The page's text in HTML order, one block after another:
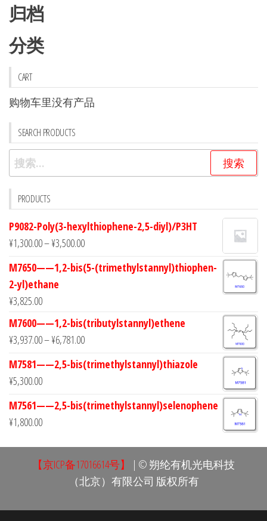
归档
分类
CART
购物车里没有产品
SEARCH PRODUCTS
搜
索：
PRODUCTS
P9082-Poly(3-hexylthiophene-2,5-diyl)/P3HT
¥1,300.00–¥3,500.00
M7650——1,2-bis(5-(trimethylstannyl)thiophen-
2-yl)ethane
¥3,825.00
M7600——1,2-bis(tributylstannyl)ethene
¥3,937.00–¥6,781.00
M7581——2,5-bis(trimethylstannyl)thiazole
¥5,300.00
M7561——2,5-bis(trimethylstannyl)selenophene
¥1,800.00
【京ICP备17016614号】
| © 朔纶有机光电科技
（北京）有限公司 版权所有